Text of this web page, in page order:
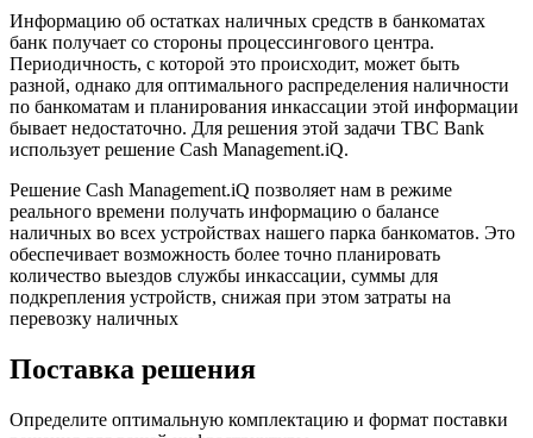
Информацию об остатках наличных средств в банкоматах
банк получает со стороны процессингового центра.
Периодичность, с которой это происходит, может быть
разной, однако для оптимального распределения наличности
по банкоматам и планирования инкассации этой информации
бывает недостаточно. Для решения этой задачи TBC Bank
использует решение Cash Management.iQ.
Решение Cash Management.iQ позволяет нам в режиме
реального времени получать информацию о балансе
наличных во всех устройствах нашего парка банкоматов. Это
обеспечивает возможность более точно планировать
количество выездов службы инкассации, суммы для
подкрепления устройств, снижая при этом затраты на
перевозку наличных
Поставка решения
Определите оптимальную комплектацию и формат поставки